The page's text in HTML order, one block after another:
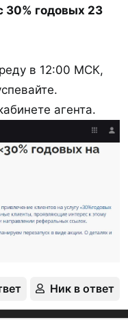
30% годовых 23
в 12:00 МСК,
агента.
Ник в ответ